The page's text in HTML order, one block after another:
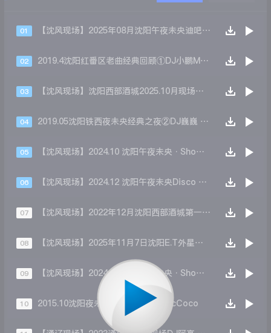
01 【沈风现场】2025年08月沈阳午夜未央迪吧 第二场 Dj小秋 Mc于洋
02 2019.4沈阳红番区老曲经典回顾①DJ小鹏MC大美丽
03 【沈风现场】沈阳西部酒城2025.10月现场第一场DjKingMc萝莉
04 2019.05沈阳铁西夜未央经典之夜②DJ巍巍 MC琳琳
05 【沈风现场】2024.10 沈阳午夜未央·Show 国庆现场 第一场 Dj徐剑McCoCo
06 【沈风现场】2024.12 沈阳午夜未央Disco 圣诞节现场 第四场DJSevenMC琳琳
07 【沈风现场】2022年12月沈阳西部酒城第一场-DjKing Mc萝莉
08 【沈风现场】2025年11月7日沈阳E.T外星人音乐现场十年经典回顾之夜第二场-Dj二曼 Mc托尼
09 【沈风现场】2024.10 沈阳午夜未央·Show 国庆现场 第三场 DJ小秋MC袁绍
10 2015.10沈阳夜未央①场DJ小鱼儿McCoco